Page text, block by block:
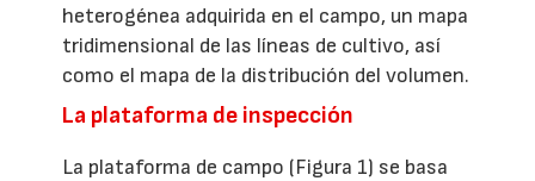
heterogénea adquirida en el campo, un mapa
tridimensional de las líneas de cultivo, así
como el mapa de la distribución del volumen.
La plataforma de inspección
La plataforma de campo (Figura 1) se basa